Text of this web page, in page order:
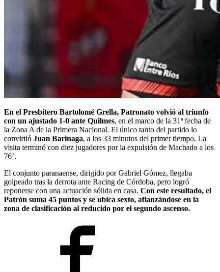
En el Presbítero Bartolomé Grella, Patronato volvió al triunfo
con un ajustado 1-0 ante Quilmes, en el marco de la 31ª fecha de
la Zona A de la Primera Nacional. El único tanto del partido lo
convirtió Juan Barinaga, a los 33 minutos del primer tiempo. La
visita terminó con diez jugadores por la expulsión de Machado a los
76’.
El conjunto paranaense, dirigido por Gabriel Gómez, llegaba
golpeado tras la derrota ante Racing de Córdoba, pero logró
reponerse con una actuación sólida en casa. Con este resultado, el
Patrón suma 45 puntos y se ubica sexto, afianzándose en la
zona de clasificación al reducido por el segundo ascenso.